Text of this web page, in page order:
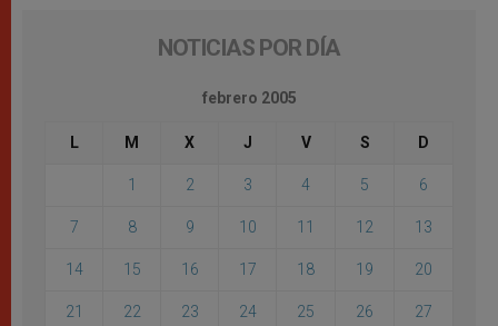
NOTICIAS POR DÍA
febrero 2005
L M X J V S D
1 2 3 4 5 6
7 8 9 10 11 12 13
14 15 16 17 18 19 20
21 22 23 24 25 26 27